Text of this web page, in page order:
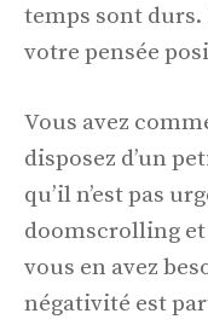
temps sont durs.
votre pensée
Vous avez
disposez d’un
qu’il n’est pas
doomscrolling
vous en avez
négativité est